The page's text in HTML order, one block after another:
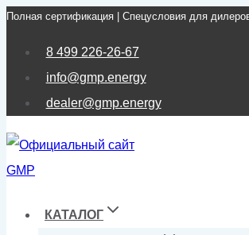
Перейти
Полная сертификация | Спецусловия для
8 499 226-26-67
info@gmp.energy
dealer@gmp.energy
КАТАЛОГ